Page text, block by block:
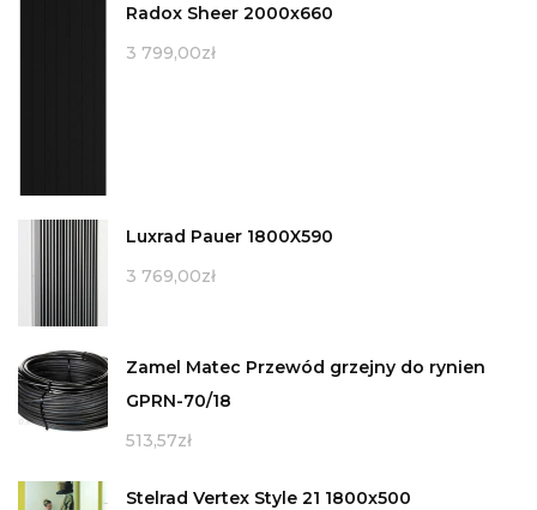
Radox Sheer 2000x660
3 799,00zł
Luxrad Pauer 1800X590
3 769,00zł
Zamel Matec Przewód grzejny do rynien
GPRN-70/18
513,57zł
Stelrad Vertex Style 21 1800x500